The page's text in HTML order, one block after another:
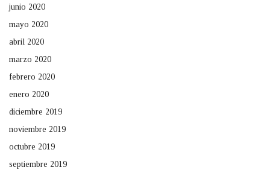
junio 2020
mayo 2020
abril 2020
marzo 2020
febrero 2020
enero 2020
diciembre 2019
noviembre 2019
octubre 2019
septiembre 2019